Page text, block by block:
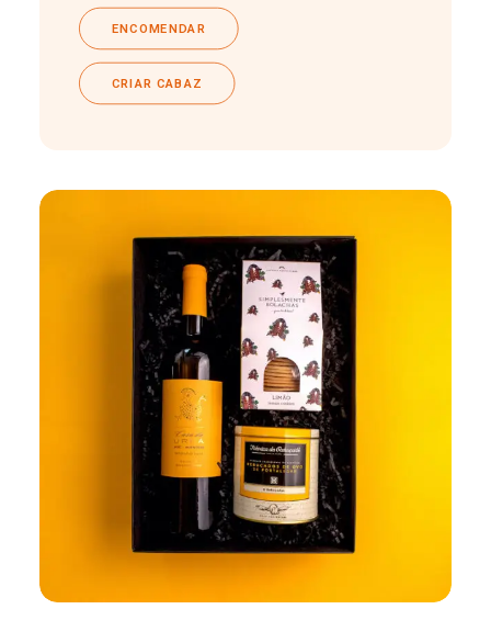
ENCOMENDAR
CRIAR CABAZ